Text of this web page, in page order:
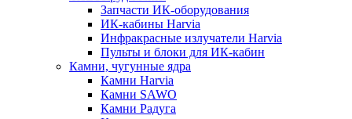
Запчасти ИК-оборудования
ИК-кабины Harvia
Инфракрасные излучатели Harvia
Пульты и блоки для ИК-кабин
Камни, чугунные ядра
Камни Harvia
Камни SAWO
Камни Радуга